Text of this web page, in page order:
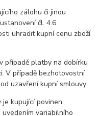
zálohu či jinou
čl. 4.6
uhradit kupní cenu zboží
platby na dobírku
V případě bezhotovostní
uzavření kupní smlouvy.
kupující povinen
variabilního